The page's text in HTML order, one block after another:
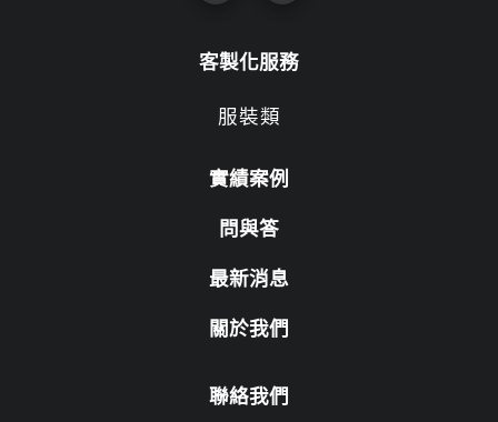
客製化服務
服裝類
實績案例
問與答
最新消息
關於我們
聯絡我們